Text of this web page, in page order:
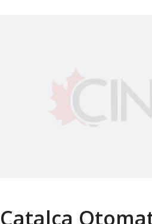
Çatalca